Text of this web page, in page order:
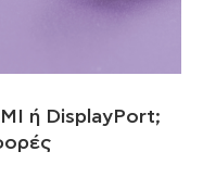
ή DisplayPort;